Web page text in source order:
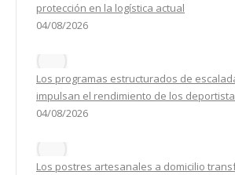
protección en la logística actual
04/08/2026
Los programas estructurados de
impulsan el rendimiento de los
04/08/2026
Los postres artesanales a domicilio